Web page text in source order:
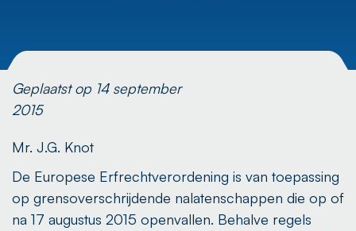
Geplaatst op 14 september
2015
Mr. J.G. Knot
De Europese Erfrechtverordening is van toepassing
op grensoverschrijdende nalatenschappen die op of
na 17 augustus 2015 openvallen. Behalve regels